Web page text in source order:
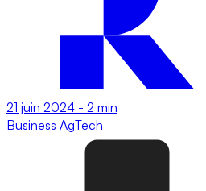
21 juin 2024 - 2 min
Business AgTech